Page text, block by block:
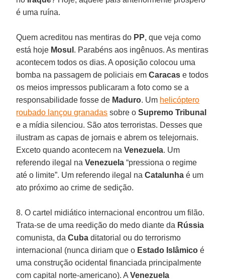
é uma ruína.
Quem acreditou nas mentiras do PP, que veja como
está hoje Mosul . Parabéns aos ingênuos. As mentiras
acontecem todos os dias. A oposição colocou uma
bomba na passagem de policiais emCaracas e todos
os meios impressos publicaram a foto como se a
responsabilidade fosse de Maduro. Um helicóptero
roubado lançou granadas sobre oSupremo Tribunal
e a mídia silenciou. São atos terroristas. Desses que
ilustram as capas de jornais e abrem os telejornais.
Exceto quando acontecem naVenezuela. Um
referendo ilegal naVenezuela “pressiona o regime
até o limite”. Um referendo ilegal naCatalunha é um
ato próximo ao crime de sedição.
8. O cartel midiático internacional encontrou um filão.
Trata-se de uma reedição do medo diante da Rússia
comunista, daCuba ditatorial ou do terrorismo
internacional (nunca diriam que o Estado Islâmico é
uma construção ocidental financiada principalmente
com capital norte-americano). AVenezuela